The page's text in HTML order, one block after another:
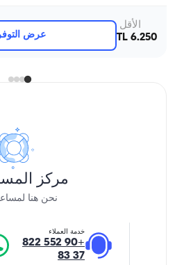
الأقل
6.250 TL
عرض
مركز
نحن هنا
خدمة العملاء
+90 552 822
37 83